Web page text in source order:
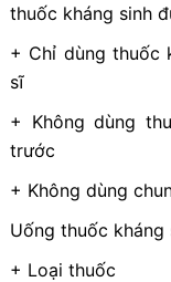
thuốc kháng sinh
+ Chỉ dùng thuốc
sĩ
+ Không dùng
trước
+ Không dùng
Uống thuốc
+ Loại thuốc